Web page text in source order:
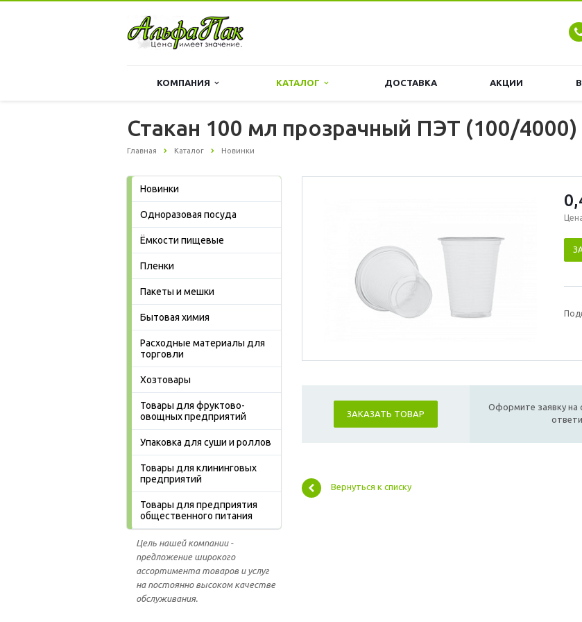
КОМПАНИЯ КАТАЛОГ ДОСТАВКА АКЦИИ
Стакан 100 мл прозрачный ПЭТ (100/
Главная Каталог Новинки
Новинки
Одноразовая посуда
Ёмкости пищевые
Пленки
Пакеты и мешки
Бытовая химия
Расходные материалы для
торговли
Хозтовары
Товары для фруктово-
овощных предприятий
Упаковка для суши и роллов
Товары для клининговых
предприятий
Товары для предприятия
общественного питания
Цель нашей компании -
предложение широкого
ассортимента товаров и услуг
на постоянно высоком качестве
обслуживания.
ЗАКАЗАТЬ ТОВАР
Оформите заявку на
Вернуться к списку